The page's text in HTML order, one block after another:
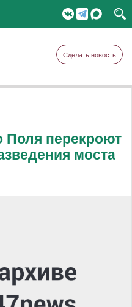
Сделать новость
Поля перекроют
моста